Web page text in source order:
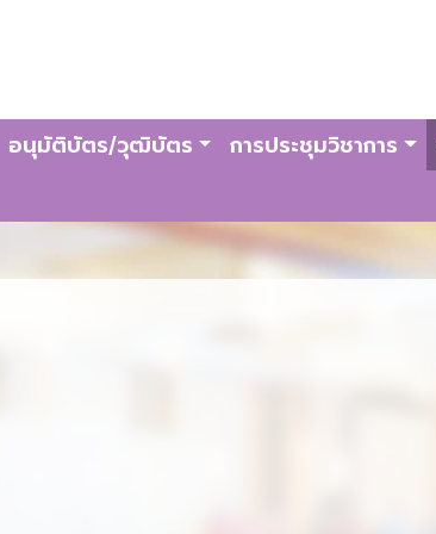
อนุมัติบัตร/วุฒิบัตร การประชุมวิชาการ